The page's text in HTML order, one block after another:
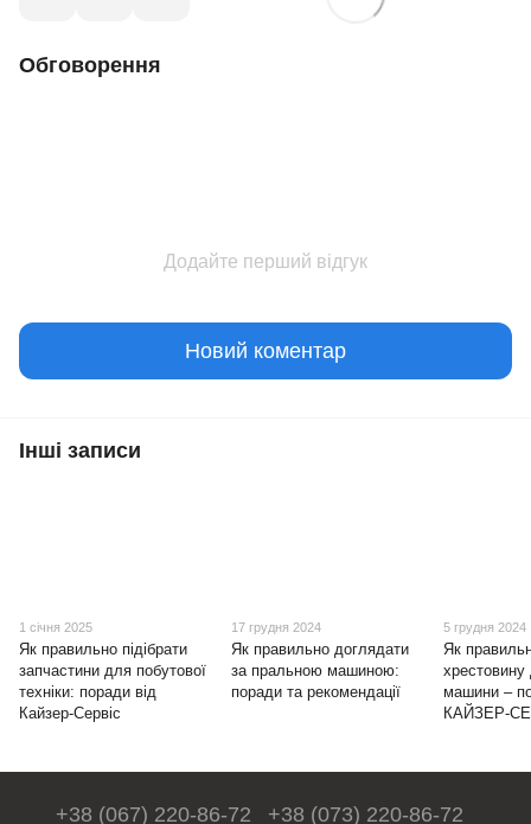
Обговорення
Додайте перший відгук
Новий коментар
Інші записи
1 січня 2025
Як правильно підібрати
запчастини для побутової
техніки: поради від
Кайзер-Сервіс
17 грудня 2024
Як правильно доглядати
за пральною машиною:
поради та рекомендації
5 грудня 2024
Як
машини –
КАЙЗЕР-
+38 (067) 220-86-72 +38 (073) 220-86-72